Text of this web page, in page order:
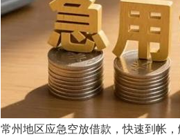
常州地区应急空放借款，快速到帐